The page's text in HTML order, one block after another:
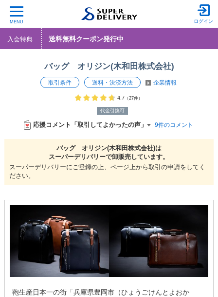
MENU ログイン
入会特典 送料無料クーポン発行中
バッグ オリジン(木和田株式会社)
取引条件 送料・決済方法 企業情報
代金引換可
4.7 （27件）
応援コメント「取引してよかったの声」 9件のコメント
バッグ オリジン(木和田株式会社)は
スーパーデリバリーで卸販売しています。
スーパーデリバリーにご登録の上、ページ上から取引の申請をしてく
ださい。
鞄生産日本一の街「兵庫県豊岡市（ひょうごけんとよおか